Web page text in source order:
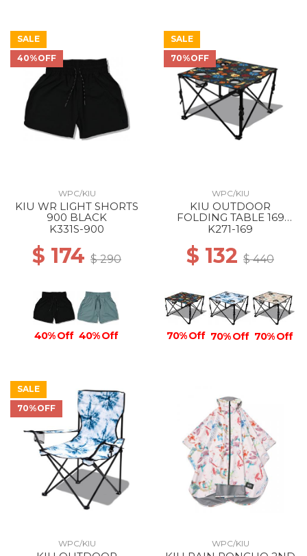
SALE
40%OFF
WPC/KIU
KIU WR LIGHT SHORTS
900 BLACK
K331S-900
$ 174 $ 290
40% Off 40% Off
SALE
70%OFF
WPC/KIU
KIU OUTDOOR
FOLDING TABLE 169
PSYCHEDELIC FLOWER
K271-169
$ 132 $ 440
70% Off 70% Off 70% Off
SALE
70%OFF
WPC/KIU WPC/KIU